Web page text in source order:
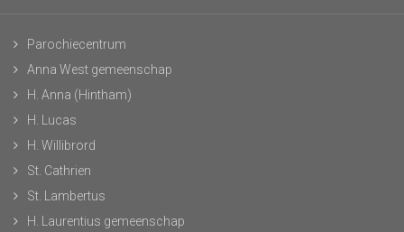
Parochiecentrum
Anna West gemeenschap
H. Anna (Hintham)
H. Lucas
H. Willibrord
St. Cathrien
St. Lambertus
H. Laurentius gemeenschap